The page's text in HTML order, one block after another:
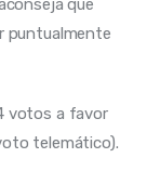
que
puntualmente
votos a favor
telemático).